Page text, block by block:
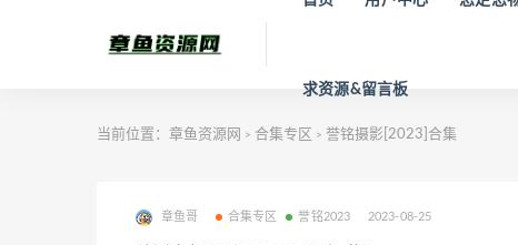
求资源&留言板
当前位置： 章鱼资源网 > 合集专区 > 誉铭摄影[2023]合集
章鱼哥 合集专区 誉铭2023 2023-08-25